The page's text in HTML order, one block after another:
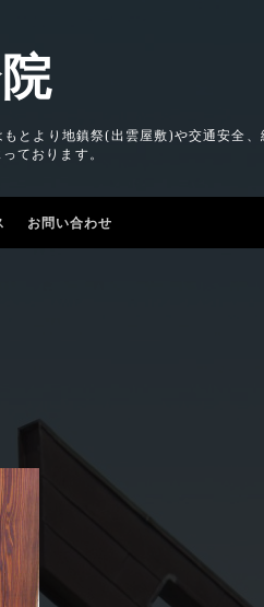
とより地鎮祭(出雲屋敷)や交通安全、
ております。
お問い合わせ